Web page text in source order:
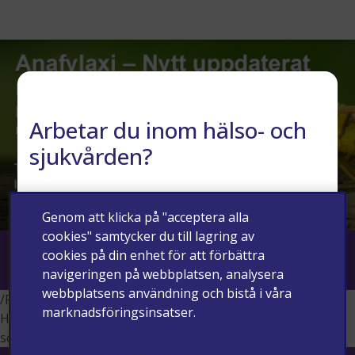
/Page Content/Webinar Thank you/Thank you
HTML(42,99) : error : Unexpected exception when calling
sc_field Time Zone Text
Arbetar du inom hälso- och
sjukvården?
NEJ
JA
Genom att klicka på "acceptera alla
cookies" samtycker du till lagring av
cookies på din enhet för att förbättra
navigeringen på webbplatsen, analysera
webbplatsens användning och bistå i våra
marknadsföringsinsatser.